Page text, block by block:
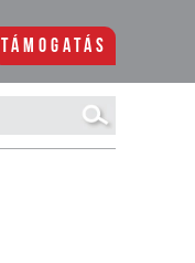
Támogatás